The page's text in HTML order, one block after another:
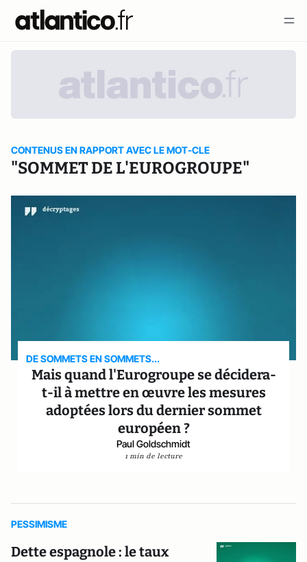
CONTENUS EN RAPPORT AVEC LE MOT-CLE
"SOMMET DE L'EUROGROUPE"
DE SOMMETS EN SOMMETS...
Mais quand l'Eurogroupe se décidera-
t-il à mettre en œuvre les mesures
adoptées lors du dernier sommet
européen ?
Paul Goldschmidt
1 min de lecture
PESSIMISME
Dette espagnole : le taux